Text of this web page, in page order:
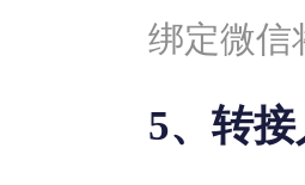
绑定微信
5、转